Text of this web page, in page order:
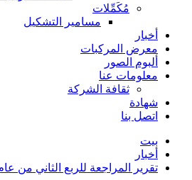
مُكَمِّلات
مسامير التشكيل
أخبار
معرض المركبات
ألبوم الصور
معلومات عنا
ثقافة الشركة
شهادة
اتصل بنا
بيت
أخبار
تقرير المراجعة للربع الثاني من عام